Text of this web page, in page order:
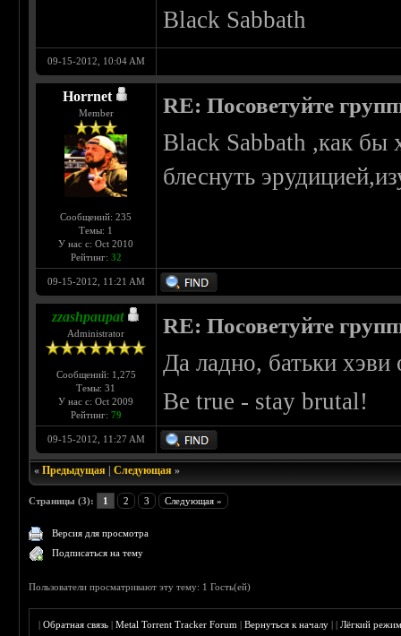
Black Sabbath
09-15-2012, 10:04 AM
Horrnet
Member
Сообщений: 235
Темы: 1
У нас с: Oct 2010
Рейтинг: 32
RE: Посоветуйте
Black Sabbath ,как бы
блеснуть
09-15-2012, 11:21 AM
zzashpaupat
Administrator
Сообщений: 1,275
Темы: 31
У нас с: Oct 2009
Рейтинг: 79
RE: Посоветуйте
Да ладно, батьки
Be true - stay brutal!
09-15-2012, 11:27 AM
«Предыдущая |Следующая »
Страницы (3): 1 2 3 Следующая »
Версия для просмотра
Подписаться на тему
Пользователи просматривают эту тему: 1 Гость(ей)
|Обратная связь |Metal Torrent Tracker Forum |Вернуться к началу ||Лёгкий